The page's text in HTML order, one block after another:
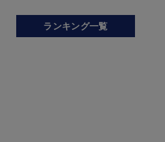
ランキング一覧